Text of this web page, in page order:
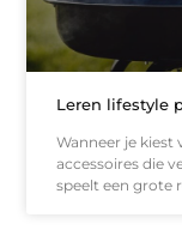
Leren lifestyle
Wanneer je kiest
accessoires die
speelt een grote